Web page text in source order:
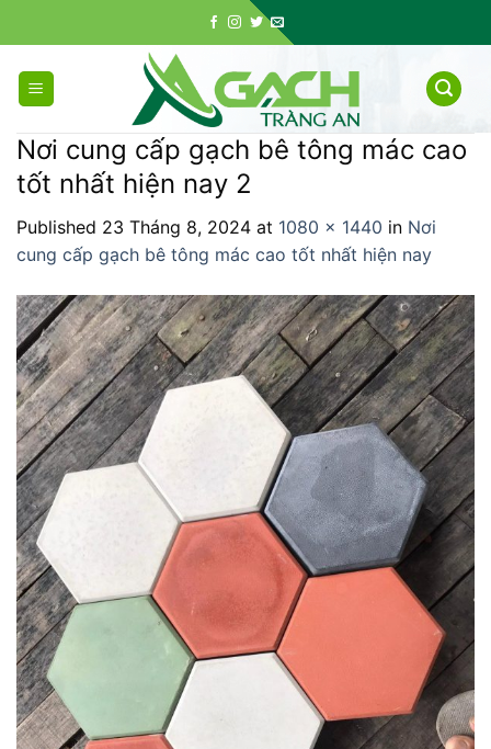
to
content
Nơi cung cấp gạch bê tông mác cao
tốt nhất hiện nay 2
Published 23 Tháng 8, 2024 at 1080 × 1440 in Nơi
cung cấp gạch bê tông mác cao tốt nhất hiện nay